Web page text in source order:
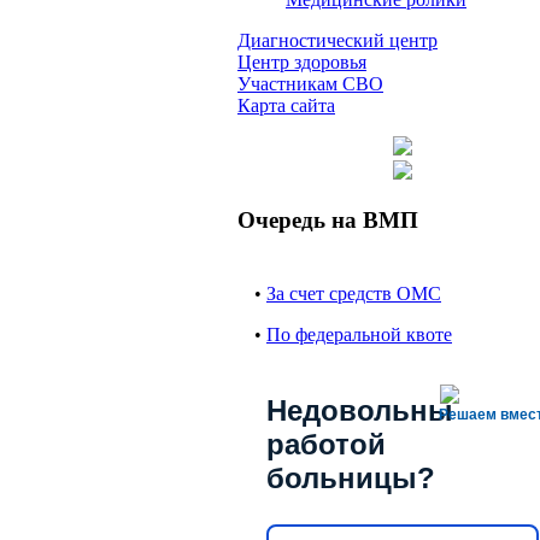
Диагностический центр
Центр здоровья
Участникам СВО
Карта сайта
Очередь на ВМП
• За счет средств ОМС
• По федеральной квоте
Решаем
Недовольны
работой
больницы?